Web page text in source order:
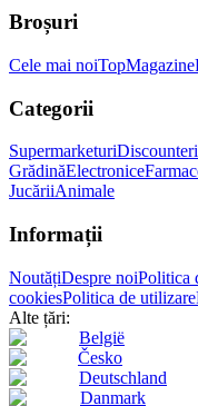
Broșuri
Cele mai noiTopMagazine
Categorii
SupermarketuriDiscounteri
GrădinăElectronice
JucăriiAnimale
Informații
NoutățiDespre noiPolitica
cookiesPolitica de utilizare
Alte țări:
België
Česko
Deutschland
Danmark